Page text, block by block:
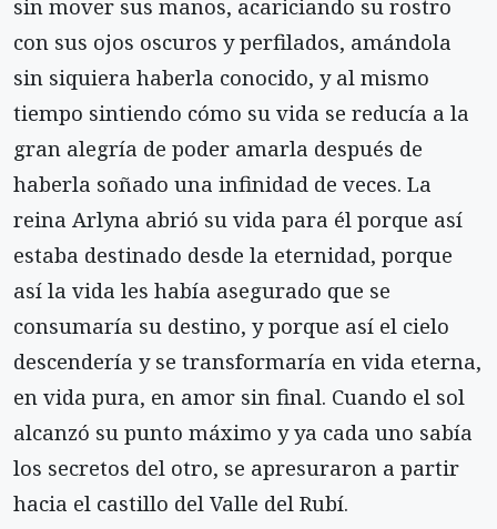
sin mover sus manos, acariciando su rostro
con sus ojos oscuros y perfilados, amándola
sin siquiera haberla conocido, y al mismo
tiempo sintiendo cómo su vida se reducía a la
gran alegría de poder amarla después de
haberla soñado una infinidad de veces. La
reina Arlyna abrió su vida para él porque así
estaba destinado desde la eternidad, porque
así la vida les había asegurado que se
consumaría su destino, y porque así el cielo
descendería y se transformaría en vida eterna,
en vida pura, en amor sin final. Cuando el sol
alcanzó su punto máximo y ya cada uno sabía
los secretos del otro, se apresuraron a partir
hacia el castillo del Valle del Rubí.